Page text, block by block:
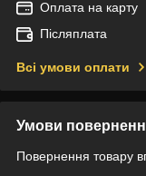
Оплата на карту
Післяплата
Всі умови оплати
Умови
Повернення товару